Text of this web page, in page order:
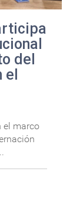
del
el marco